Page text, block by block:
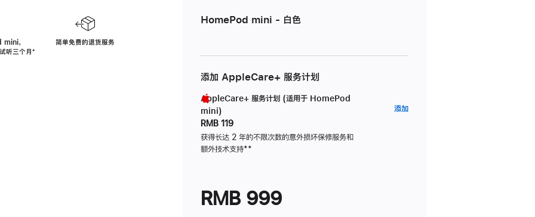
，
听三个月脚
⁺
简单免费的退货服务
HomePod mini - 白色
添加 AppleCare+ 服务计划
AppleCare+ 服务计划 (适用于 HomePod
mini)
RMB 119
获得长达 2 年的不限次数的意外损坏保修服务和
额外技术支持脚
**
添加AppleCare+
RMB 999